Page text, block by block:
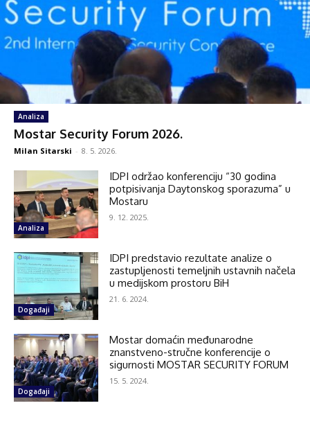
Analiza
Mostar Security Forum 2026.
Milan Sitarski - 8. 5. 2026.
Analiza
IDPI održao konferenciju “30 godina
potpisivanja Daytonskog sporazuma” u
Mostaru
9. 12. 2025.
Događaji
IDPI predstavio rezultate analize o
zastupljenosti temeljnih ustavnih načela
u medijskom prostoru BiH
21. 6. 2024.
Događaji
Mostar domaćin međunarodne
znanstveno-stručne konferencije o
sigurnosti MOSTAR SECURITY FORUM
15. 5. 2024.